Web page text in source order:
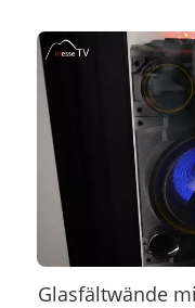
Glasfältwände